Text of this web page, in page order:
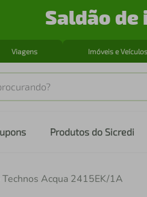
Saldão de
Viagens Imóveis e Veículos
Produtos do Sicredi
Acqua 2415EK/1A